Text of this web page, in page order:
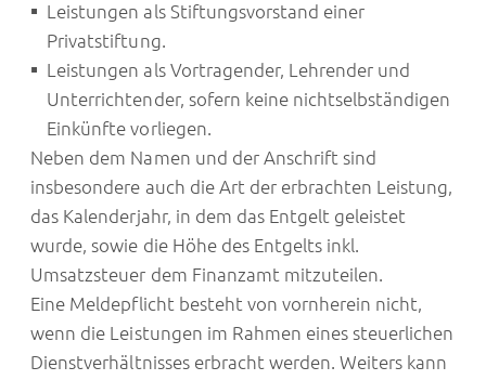
Leistungen als Stiftungsvorstand einer
Privatstiftung.
Leistungen als Vortragender, Lehrender und
Unterrichtender, sofern keine nichtselbständigen
Einkünfte vorliegen.
Neben dem Namen und der Anschrift sind
insbesondere auch die Art der erbrachten Leistung,
das Kalenderjahr, in dem das Entgelt geleistet
wurde, sowie die Höhe des Entgelts inkl.
Umsatzsteuer dem Finanzamt mitzuteilen.
Eine Meldepflicht besteht von vornherein nicht,
wenn die Leistungen im Rahmen eines steuerlichen
Dienstverhältnisses erbracht werden. Weiters kann